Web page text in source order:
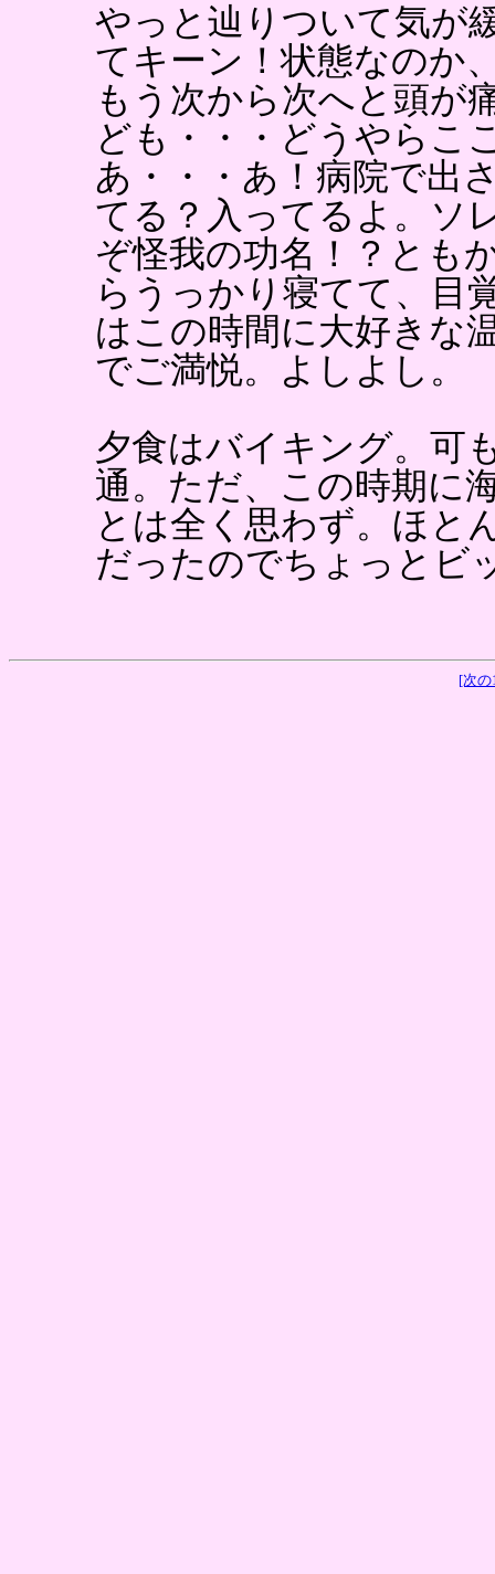
やっと辿りついて気が
てキーン！状態なのか
もう次から次へと頭が
ども・・・どうやらこ
あ・・・あ！病院で出
てる？入ってるよ。ソ
ぞ怪我の功名！？とも
らうっかり寝てて、目
はこの時間に大好きな
でご満悦。よしよし。
夕食はバイキング。可
通。ただ、この時期に
とは全く思わず。ほと
だったのでちょっとビ
[次